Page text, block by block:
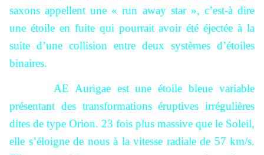
saxons appellent une « run away star », c’est-à dire
une étoile en fuite qui pourrait avoir été éjectée à la
suite d’une collision entre deux systèmes d’étoiles
binaires.
AE Aurigae est une étoile bleue variable
présentant des transformations éruptives irrégulières
dites de type Orion. 23 fois plus massive que le Soleil,
elle s’éloigne de nous à la vitesse radiale de 57 km/s.